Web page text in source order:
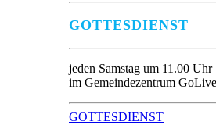
GOTTESDIENST
jeden Samstag um 11.00 Uhr
im Gemeindezentrum
GOTTESDIENST